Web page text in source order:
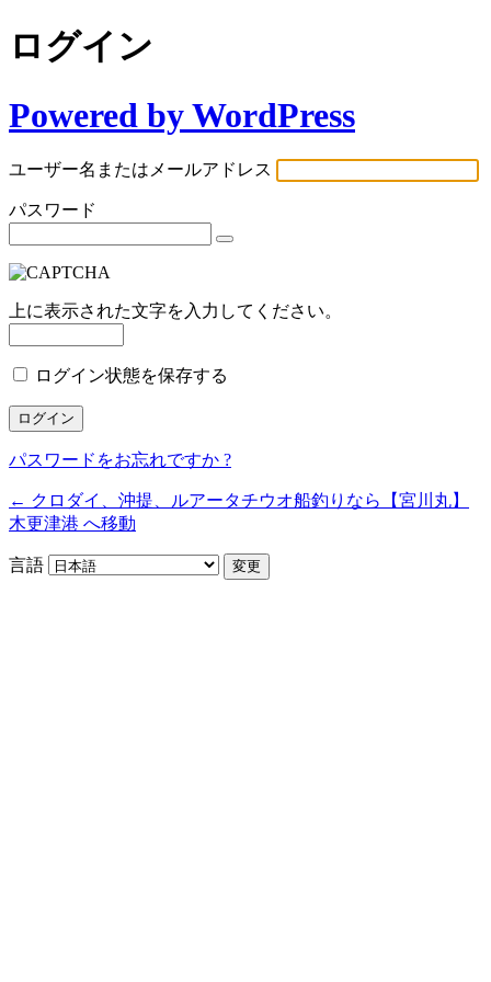
ログイン
Powered by WordPress
ユーザー名またはメールアドレス
パスワード
上に表示された文字を入力してください。
ログイン状態を保存する
パスワードをお忘れですか ?
← クロダイ、沖提、ルアータチウオ船釣りなら【宮川丸】
木更津港 へ移動
言語